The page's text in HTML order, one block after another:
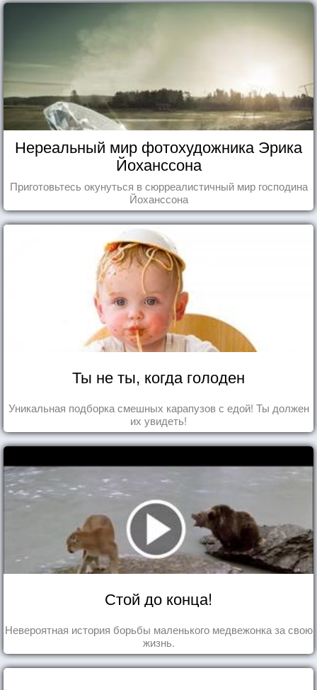
Нереальный мир фотохудожника Эрика
Йоханссона
Приготовьтесь окунуться в сюрреалистичный мир господина
Йоханссона
Ты не ты, когда голоден
Уникальная подборка смешных карапузов с едой! Ты должен
их увидеть!
Стой до конца!
Невероятная история борьбы маленького медвежонка за свою
жизнь.